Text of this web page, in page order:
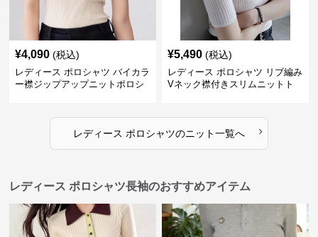
¥4,090 (税込)
レディース ポロシャツ バイカラ
ー襟ジップアップニットポロシ
¥5,490 (税込)
レディース ポロシャツ リブ編み
Vネック襟付きスリムニットト
レディース ポロシャツのニット一覧へ ›
レディース ポロシャツ長袖のおすすめアイテム